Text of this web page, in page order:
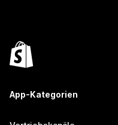
App-Kategorien